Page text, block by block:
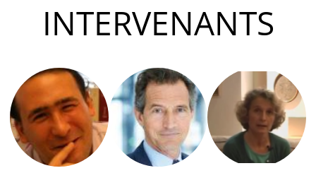
INTERVENANTS